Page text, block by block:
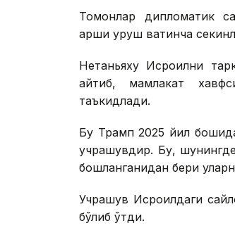
Томонлар дипломатик
қарши уруш вақтинча
Нетаньяху Исроилни
айтиб, мамлакат
таъкидлади.
Бу Трамп 2025 йил бошида
учрашувдир. Бу,
бошланганидан бери
Учрашув Исроилдаги
бўлиб ўтди.